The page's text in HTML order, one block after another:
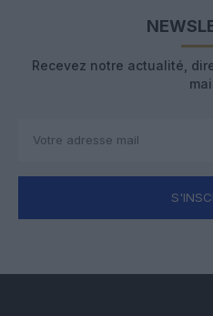
Recevez notre actualité,